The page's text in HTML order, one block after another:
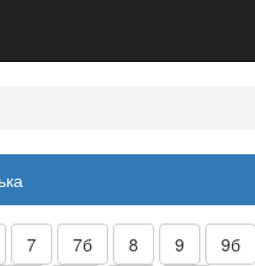
7 7б 8 9
9б